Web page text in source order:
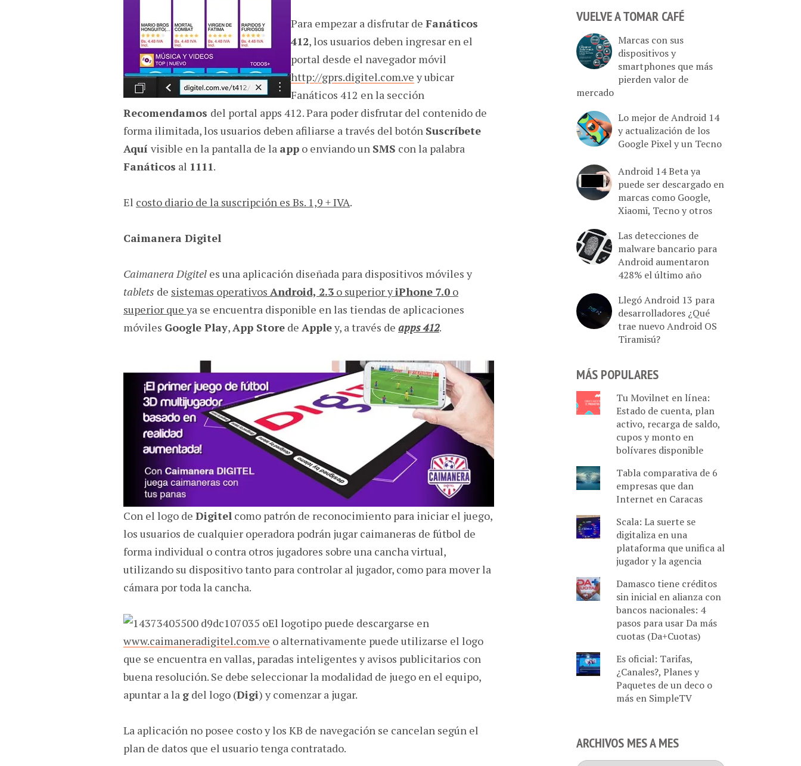
Para empezar a disfrutar de Fanáticos
412, los usuarios deben ingresar en el
portal desde el navegador móvil
http://gprs.digitel.com.ve y ubicar
Fanáticos 412 en la sección
Recomendamos del portal apps 412. Para poder disfrutar del contenido de
forma ilimitada, los usuarios deben afiliarse a través del botón Suscríbete
Aquí visible en la pantalla de la app o enviando un SMS con la palabra
Fanáticos al 1111.
El costo diario de la suscripción es Bs. 1,9 + IVA.
Caimanera Digitel
Caimanera Digitel es una aplicación diseñada para dispositivos móviles y
tablets de sistemas operativos Android, 2.3 o superior yiPhone 7.0 o
superior que ya se encuentra disponible en las tiendas de aplicaciones
móviles Google Play,App Store de Appley, a través de apps 412.
Con el logo de Digitel como patrón de reconocimiento para iniciar el juego,
los usuarios de cualquier operadora podrán jugar caimaneras de fútbol de
forma individual o contra otros jugadores sobre una cancha virtual,
utilizando su dispositivo tanto para controlar al jugador, como para mover la
cámara por toda la cancha.
El logotipo puede descargarse en
www.caimaneradigitel.com.ve o alternativamente puede utilizarse el logo
que se encuentra en vallas, paradas inteligentes y avisos publicitarios con
buena resolución. Se debe seleccionar la modalidad de juego en el equipo,
apuntar a la g del logo (Digi) y comenzar a jugar.
La aplicación no posee costo y los KB de navegación se cancelan según el
plan de datos que el usuario tenga contratado.
VUELVE A TOMAR CAFÉ
Marcas con sus
dispositivos y
smartphones que más
pierden valor de
mercado
Lo mejor de Android 14
y actualización de los
Google Pixel y un Tecno
Android 14 Beta ya
puede ser descargado en
marcas como Google,
Xiaomi, Tecno y otros
Las detecciones de
malware bancario para
Android aumentaron
428% el último año
Llegó Android 13 para
desarrolladores ¿Qué
trae nuevo Android OS
Tiramisú?
MÁS POPULARES
Tu Movilnet en línea:
Estado de cuenta, plan
activo, recarga de saldo,
cupos y monto en
bolívares disponible
Tabla comparativa de 6
empresas que dan
Internet en Caracas
Scala: La suerte se
digitaliza en una
plataforma que unifica al
jugador y la agencia
Damasco tiene créditos
sin inicial en alianza con
bancos nacionales: 4
pasos para usar Da más
cuotas (Da+Cuotas)
Es oficial: Tarifas,
¿Canales?, Planes y
Paquetes de un deco o
más en SimpleTV
ARCHIVOS MES A MES